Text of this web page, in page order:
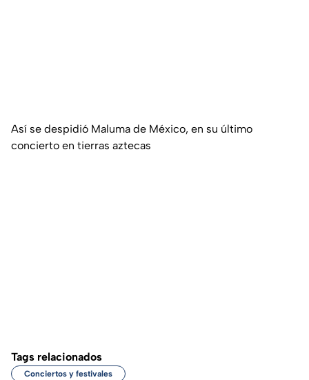
Así se despidió Maluma de México, en su último
concierto en tierras aztecas
Tags relacionados
Conciertos y festivales